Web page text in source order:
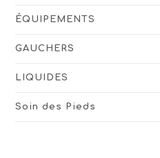
ÉQUIPEMENTS
GAUCHERS
LIQUIDES
Soin des Pieds